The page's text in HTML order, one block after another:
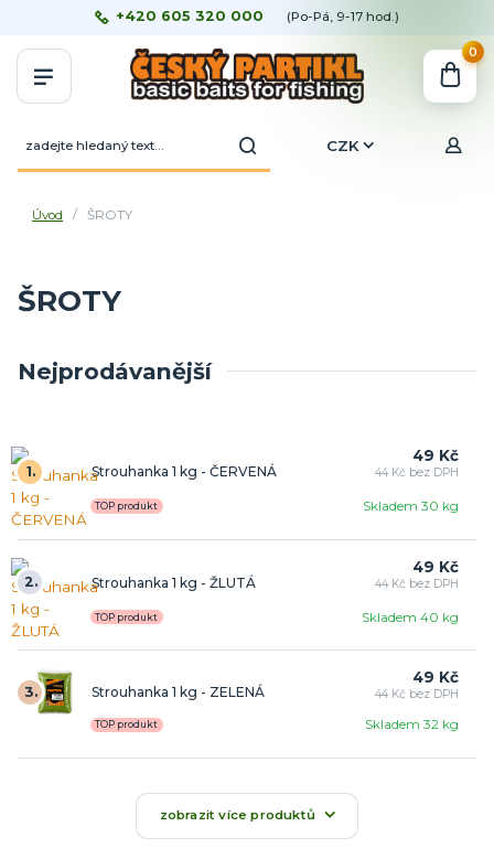
CZK
+420 605 320 000 (Po-Pá, 9-17 hod.)
0
Úvod ŠROTY
ŠROTY
Nejprodávanější
1. Strouhanka 1 kg - ČERVENÁ
Skladem 30 kg
TOP produkt
49 Kč
44 Kč bez DPH
2. Strouhanka 1 kg - ŽLUTÁ
Skladem 40 kg
TOP produkt
49 Kč
44 Kč bez DPH
3. Strouhanka 1 kg - ZELENÁ
Skladem 32 kg
TOP produkt
49 Kč
44 Kč bez DPH
zobrazit více produktů